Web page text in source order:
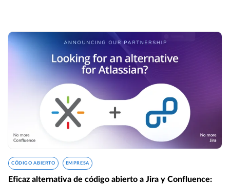
CÓDIGO ABIERTO EMPRESA
Eficaz alternativa de código abierto a Jira y Confluence: